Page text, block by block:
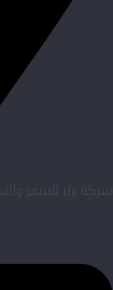
شركة نزل للسفر